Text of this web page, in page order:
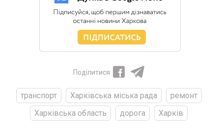
Поділитися
транспорт Харківська міська рада
ремонт
Харківська область
дорога Харків